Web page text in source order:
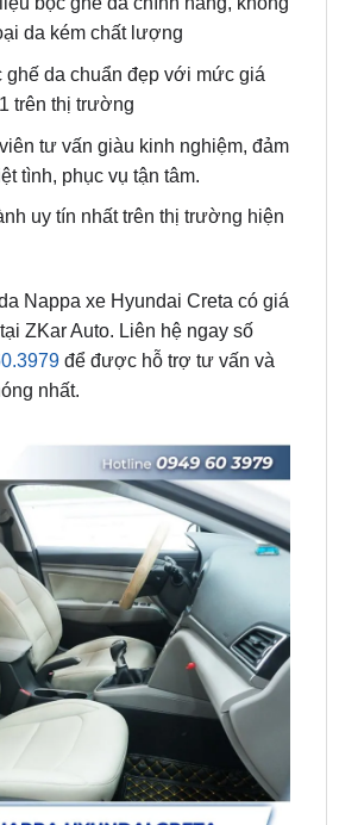
ghế da chuẩn đẹp với mức giá
trên thị trường
tư vấn giàu kinh nghiệm, đảm
tình, phục vụ tận tâm.
uy tín nhất trên thị trường hiện
Nappa xe Hyundai Creta có giá
để được hỗ trợ tư vấn và
nhất.